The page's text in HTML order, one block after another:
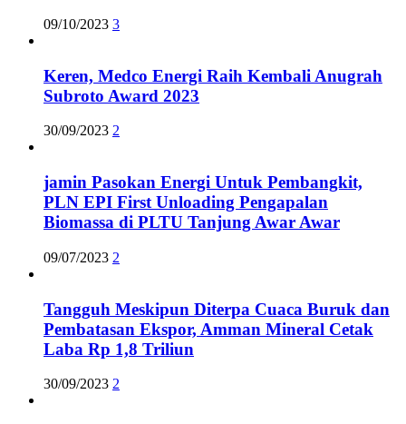
09/10/2023 3
Keren, Medco Energi Raih Kembali Anugrah
Subroto Award 2023
30/09/2023 2
jamin Pasokan Energi Untuk Pembangkit,
PLN EPI First Unloading Pengapalan
Biomassa di PLTU Tanjung Awar Awar
09/07/2023 2
Tangguh Meskipun Diterpa Cuaca Buruk dan
Pembatasan Ekspor, Amman Mineral Cetak
Laba Rp 1,8 Triliun
30/09/2023 2